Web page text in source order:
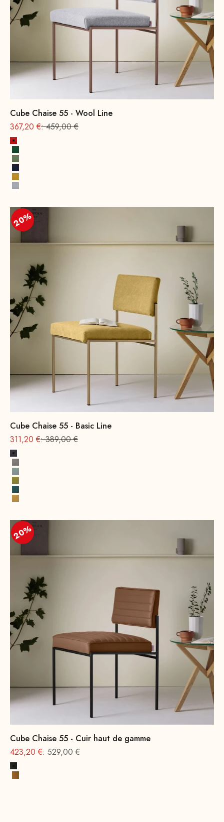
Cube Chaise 55 - Wool Line
Offre à partir de
367,20 €Prix normal
: 459,00 €
Rouge feu
Vert feuille
Vert printanier
Bleu encre
Jaune moutarde
Gris pierre
20%
Cube Chaise 55 - Basic Line
Offre à partir de
311,20 €Prix normal
: 389,00 €
Gris foncé
Gris
Vert d'eau
Vert moutarde
Bleu Pétrole
Jaune
20%
Cube Chaise 55 - Cuir haut de gamme
Prix
423,20 €Prix normal
: 529,00 €
Noir
Cognac Premium